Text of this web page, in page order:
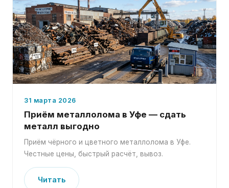
31 марта 2026
Приём металлолома в Уфе — сдать
металл выгодно
Приём чёрного и цветного металлолома в Уфе.
Честные цены, быстрый расчёт, вывоз.
Читать